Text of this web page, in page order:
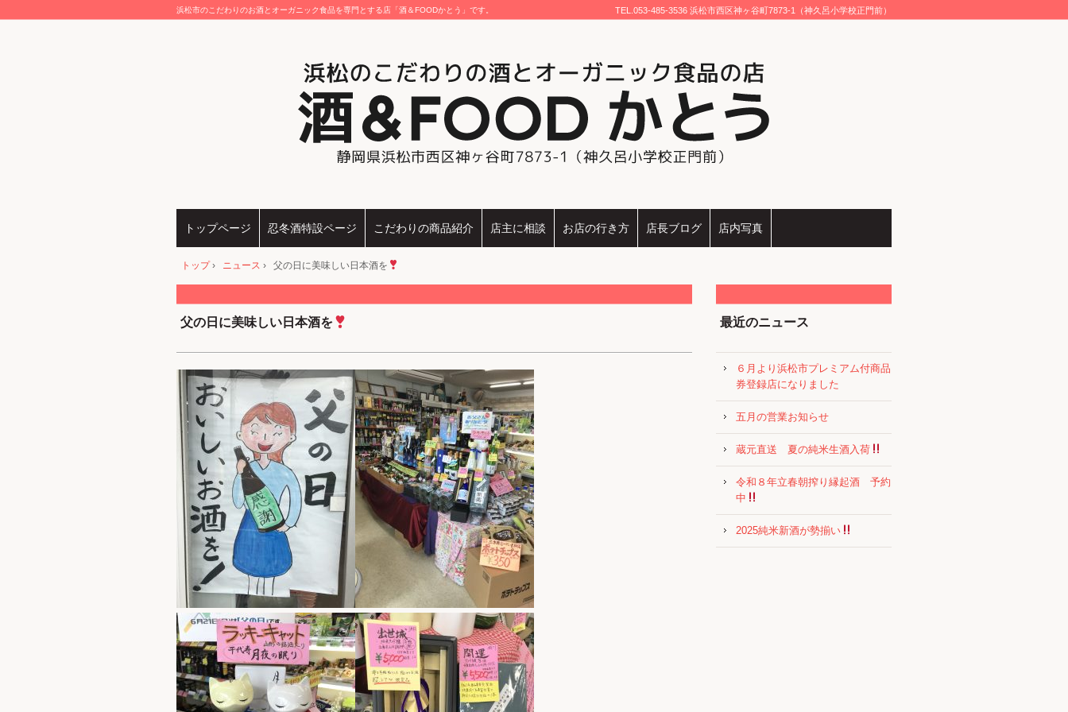
浜松市のこだわりのお酒とオーガニック食品を専門とする店「酒＆FOODかとう」です。 TEL. 053-485-3536 浜松市西区神ヶ谷町7873-1（神久呂小学校正門前）
トップページ 忍冬酒特設ページ こだわりの商品紹介 店主に相談 お店の行き方 店長ブログ 店内写真
トップ› ニュース › 父の日に美味しい日本酒を
父の日に美味しい日本酒を 最近のニュース
６月より浜松市プレミアム付商品
券登録店になりました
五月の営業お知らせ
蔵元直送 夏の純米生酒入荷
令和８年立春朝搾り縁起酒 予約
中
2025純米新酒が勢揃い